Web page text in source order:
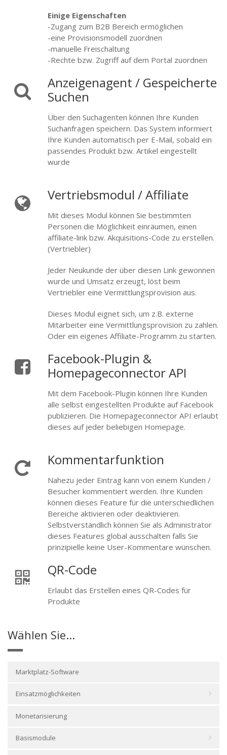
Einige Eigenschaften
-Zugang zum B2B Bereich ermöglichen
-eine Provisionsmodell zuordnen
-manuelle Freischaltung
-Rechte bzw. Zugriff auf dem Portal zuordnen
Anzeigenagent / Gespeicherte
Suchen
Über den Suchagenten können Ihre Kunden
Suchanfragen speichern. Das System informiert
Ihre Kunden automatisch per E-Mail, sobald ein
passendes Produkt bzw. Artikel eingestellt
wurde
Vertriebsmodul / Affiliate
Mit dieses Modul können Sie bestimmten
Personen die Möglichkeit einräumen, einen
affiliate-link bzw. Akquisitions-Code zu erstellen.
(Vertriebler)
Jeder Neukunde der über diesen Link gewonnen
wurde und Umsatz erzeugt, löst beim
Vertriebler eine Vermittlungsprovision aus.
Dieses Modul eignet sich, um z.B. externe
Mitarbeiter eine Vermittlungsprovision zu zahlen.
Oder ein eigenes Affiliate-Programm zu starten.
Facebook-Plugin &
Homepageconnector API
Mit dem Facebook-Plugin können Ihre Kunden
alle selbst eingestellten Produkte auf Facebook
publizieren. Die Homepageconnector API erlaubt
dieses auf jeder beliebigen Homepage.
Kommentarfunktion
Nahezu jeder Eintrag kann von einem Kunden /
Besucher kommentiert werden. Ihre Kunden
können dieses Feature für die unterschiedlichen
Bereiche aktivieren oder deaktivieren.
Selbstverständlich können Sie als Administrator
dieses Features global ausschalten falls Sie
prinzipielle keine User-Kommentare wünschen.
QR-Code
Erlaubt das Erstellen eines QR-Codes für
Produkte
Wählen Sie...
Marktplatz-Software
Einsatzmöglichkeiten
Monetarisierung
Basismodule